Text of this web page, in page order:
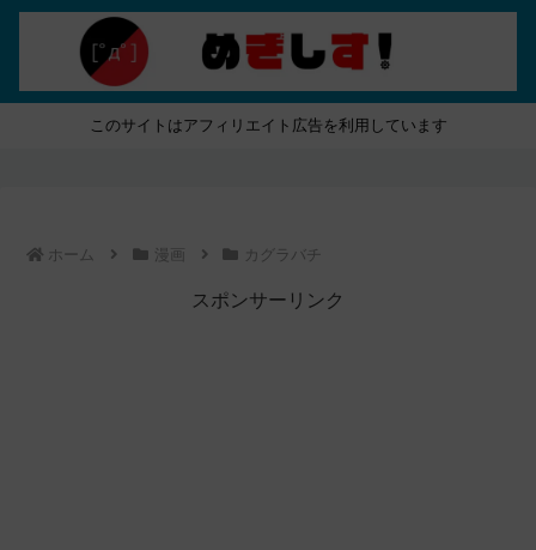
このサイトはアフィリエイト広告を利用しています
ホーム 漫画 カグラバチ
スポンサーリンク